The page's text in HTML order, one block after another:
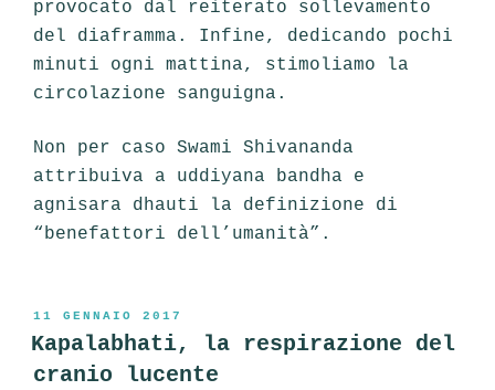
provocato dal reiterato sollevamento
del diaframma. Infine, dedicando pochi
minuti ogni mattina, stimoliamo la
circolazione sanguigna.
Non per caso Swami Shivananda
attribuiva a uddiyana bandha e
agnisara dhauti la definizione di
“benefattori dell’umanità”.
PUBBLICATO
IL
11 GENNAIO 2017
Kapalabhati, la respirazione del
cranio lucente